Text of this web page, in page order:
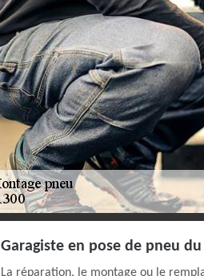
Garagiste en pose de pneu du
La réparation, le montage ou le